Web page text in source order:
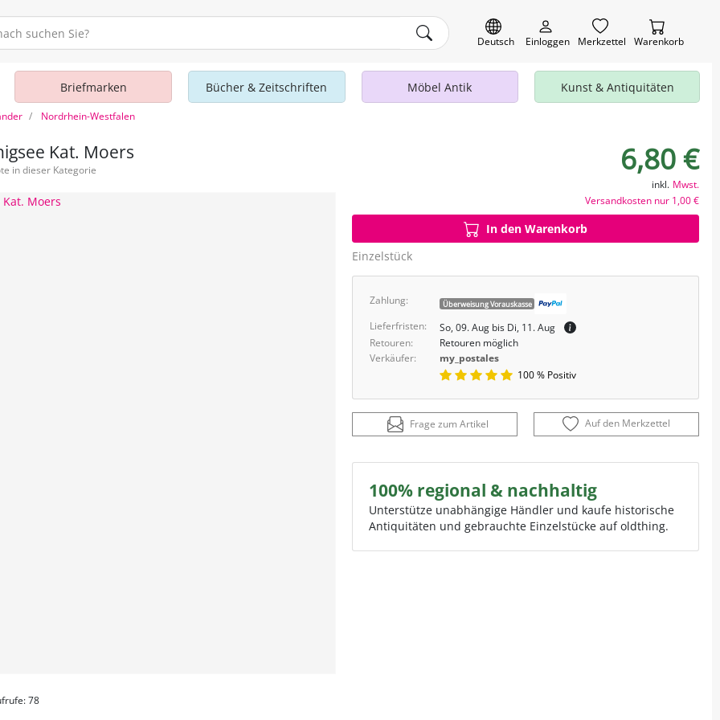
Deutsch Einloggen Merkzettel Warenkorb
Briefmarken Bücher & Zeitschriften Möbel Antik Kunst & Antiquitäten
Nordrhein-Westfalen
Kat. Moers
in dieser Kategorie
78
6,80 €
inkl. Mwst.
Versandkosten nur 1,00 €
In den Warenkorb
Einzelstück
Zahlung: Überweisung Vorauskasse
Lieferfristen:
So, 09. Aug bis Di, 11. Aug
Retouren:
Retouren möglich
Verkäufer:
my_postales
100 % Positiv
Frage zum Artikel Auf den Merkzettel
100% regional & nachhaltig
Unterstütze unabhängige Händler und kaufe historische
Antiquitäten und gebrauchte Einzelstücke auf oldthing.